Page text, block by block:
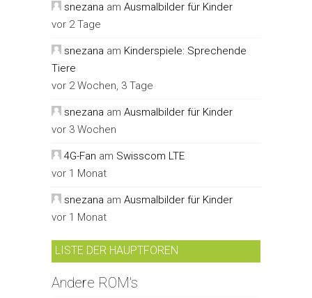
snezana am Ausmalbilder für Kinder
vor 2 Tage
snezana am Kinderspiele: Sprechende
Tiere
vor 2 Wochen, 3 Tage
snezana am Ausmalbilder für Kinder
vor 3 Wochen
4G-Fan am Swisscom LTE
vor 1 Monat
snezana am Ausmalbilder für Kinder
vor 1 Monat
LISTE DER HAUPTFOREN
Andere ROM's